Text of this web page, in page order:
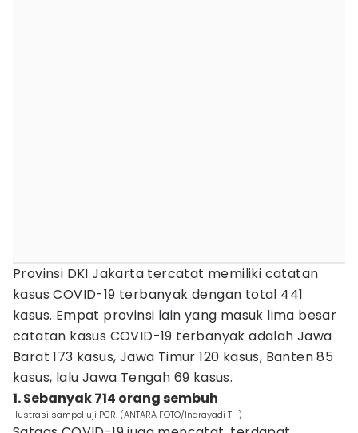
Provinsi DKI Jakarta tercatat memiliki catatan
kasus COVID-19 terbanyak dengan total 441
kasus. Empat provinsi lain yang masuk lima besar
catatan kasus COVID-19 terbanyak adalah Jawa
Barat 173 kasus, Jawa Timur 120 kasus, Banten 85
kasus, lalu Jawa Tengah 69 kasus.
1. Sebanyak 714 orang sembuh
Ilustrasi sampel uji PCR. (ANTARA FOTO/Indrayadi TH)